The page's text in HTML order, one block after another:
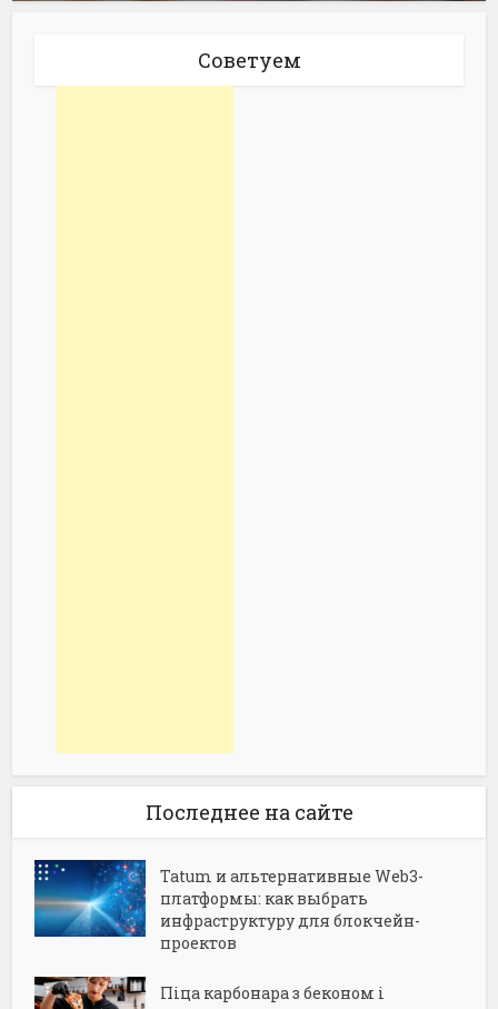
Советуем
Последнее на сайте
Tatum и альтернативные Web3-
платформы: как выбрать
инфраструктуру для блокчейн-
проектов
Піца карбонара з беконом і